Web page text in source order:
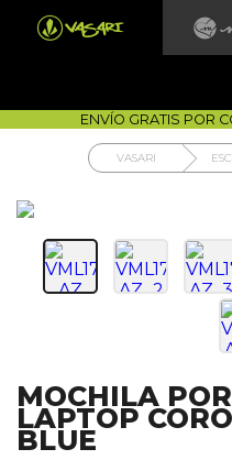
 1700-VASARI
COMO
ENVÍO GRATIS POR
VASARI
MOCHILA
LAPTOP
BLUE